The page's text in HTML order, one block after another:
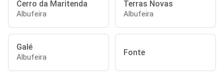
Cerro da Maritenda
Albufeira
Terras Novas
Albufeira
Galé
Albufeira Fonte